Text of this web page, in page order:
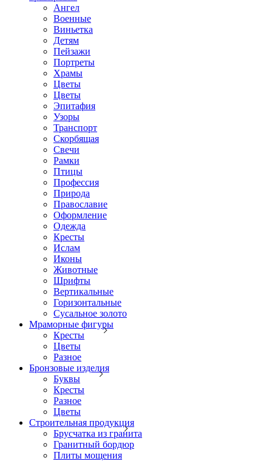
Ангел
Военные
Виньетка
Детям
Пейзажи
Портреты
Храмы
Цветы
Цветы
Эпитафия
Узоры
Транспорт
Скорбящая
Свечи
Рамки
Птицы
Профессия
Природа
Православие
Оформление
Одежда
Кресты
Ислам
Иконы
Животные
Шрифты
Вертикальные
Горизонтальные
Сусальное золото
Мраморные фигуры
Кресты
Цветы
Разное
Бронзовые изделия
Буквы
Кресты
Разное
Цветы
Строительная продукция
Брусчатка из гранита
Гранитный бордюр
Плиты мощения